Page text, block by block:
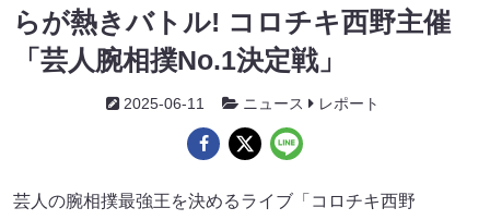
らが熱きバトル! コロチキ西野主催
「芸人腕相撲No.1決定戦」
2025-06-11 ニュース レポート
芸人の腕相撲最強王を決めるライブ「コロチキ西野